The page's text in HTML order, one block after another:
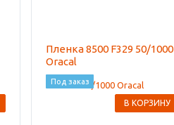
Пленка 8500 F329 50/1000
Oracal
Под заказ
В КОРЗИНУ